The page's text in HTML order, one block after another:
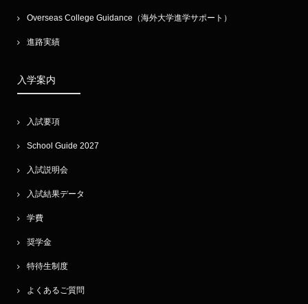
Overseas College Guidance（海外大学進学サポート）
進路実績
入学案内
入試要項
School Guide 2027
入試説明会
入試結果データ
学費
奨学金
特待生制度
よくあるご質問